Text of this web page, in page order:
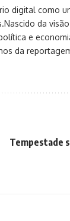
digital como
da
e
da
Tempestade